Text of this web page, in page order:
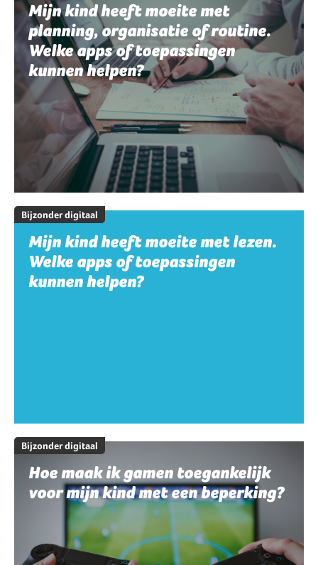
Mijn kind heeft moeite met
planning, organisatie of routine.
Welke apps of toepassingen
kunnen helpen?
Bijzonder digitaal
Mijn kind heeft moeite met lezen.
Welke apps of toepassingen
kunnen helpen?
Bijzonder digitaal
Hoe maak ik gamen toegankelijk
voor mijn kind met een beperking?